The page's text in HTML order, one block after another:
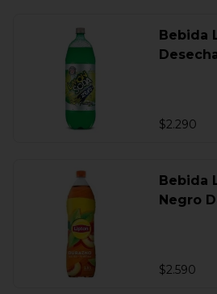
Bebida
$2.290
Bebida
Negro
$2.590